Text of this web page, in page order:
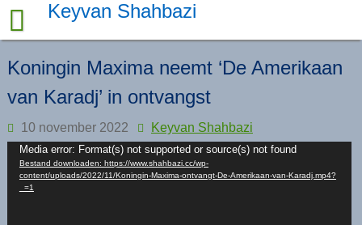
content
Keyvan Shahbazi
Koningin Maxima neemt ‘De Amerikaan
van Karadj’ in ontvangst
10 november 2022
Keyvan Shahbazi
Videospeler
Media error: Format(s) not supported or source(s) not found
Bestand downloaden: https://www.shahbazi.cc/wp-
content/uploads/2022/11/Koningin-Maxima-ontvangt-De-Amerikaan-van-Karadj.mp4?
_=1